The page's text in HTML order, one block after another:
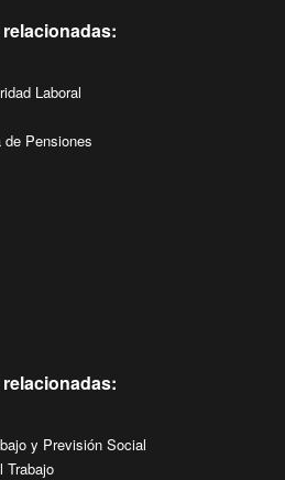
Laboral
de Pensiones
y Previsión Social
Trabajo